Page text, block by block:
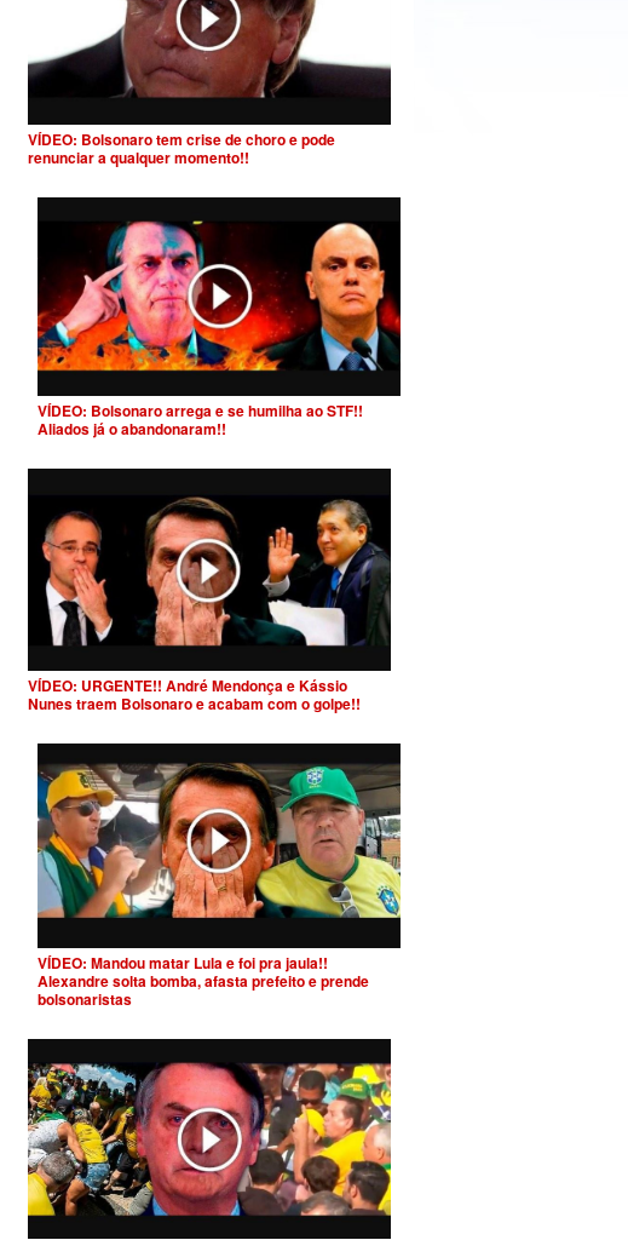
VÍDEO: Bolsonaro tem crise de choro e pode
renunciar a qualquer momento!!
VÍDEO: Bolsonaro arrega e se humilha ao STF!!
Aliados já o abandonaram!!
VÍDEO: URGENTE!! André Mendonça e Kássio
Nunes traem Bolsonaro e acabam com o golpe!!
VÍDEO: Mandou matar Lula e foi pra jaula!!
Alexandre solta bomba, afasta prefeito e prende
bolsonaristas